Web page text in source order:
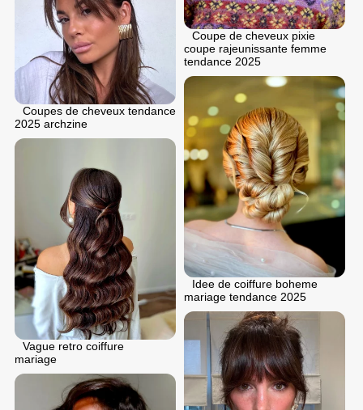
Coupe de cheveux pixie
coupe rajeunissante femme
tendance 2025
Coupes de cheveux tendance
2025 archzine
Idee de coiffure boheme
mariage tendance 2025
Vague retro coiffure
mariage